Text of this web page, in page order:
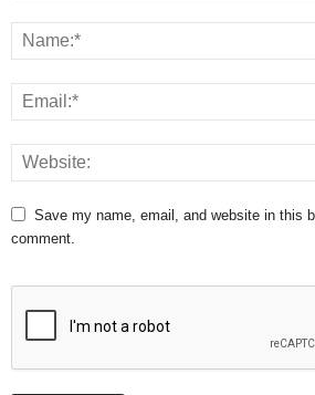
Save my name, email, and website in this
comment.